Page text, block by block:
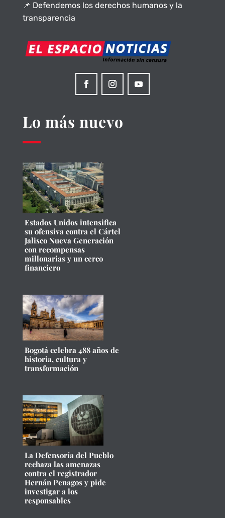
📌 Defendemos los derechos humanos y la
transparencia
Lo más nuevo
Estados Unidos intensifica
su ofensiva contra el Cártel
Jalisco Nueva Generación
con recompensas
millonarias y un cerco
financiero
Bogotá celebra 488 años de
historia, cultura y
transformación
La Defensoría del Pueblo
rechaza las amenazas
contra el registrador
Hernán Penagos y pide
investigar a los
responsables